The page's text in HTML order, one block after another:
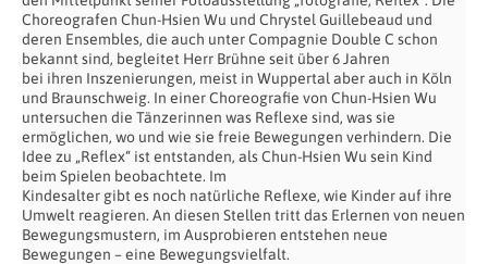
Choreografen Chun-Hsien Wu und Chrystel Guillebeaud und
deren Ensembles, die auch unter Compagnie Double C schon
bekannt sind, begleitet Herr Brühne seit über 6 Jahren
bei ihren Inszenierungen, meist in Wuppertal aber auch in Köln
und Braunschweig. In einer Choreografie von Chun-Hsien Wu
untersuchen die Tänzerinnen was Reflexe sind, was sie
ermöglichen, wo und wie sie freie Bewegungen verhindern. Die
Idee zu „Reflex“ ist entstanden, als Chun-Hsien Wu sein Kind
beim Spielen beobachtete. Im
Kindesalter gibt es noch natürliche Reflexe, wie Kinder auf ihre
Umwelt reagieren. An diesen Stellen tritt das Erlernen von neuen
Bewegungsmustern, im Ausprobieren entstehen neue
Bewegungen – eine Bewegungsvielfalt.